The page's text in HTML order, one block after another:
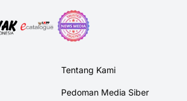
Tentang Kami
Pedoman Media Siber